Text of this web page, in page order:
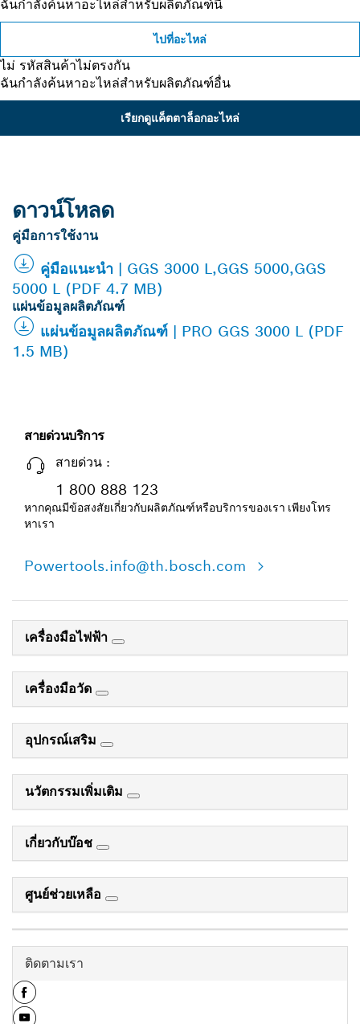
ฉันกำลังค้นหาอะไหล่สำหรับผลิตภัณฑ์นี้
ไปที่อะไหล่
ไม่ รหัสสินค้าไม่ตรงกัน
ฉันกำลังค้นหาอะไหล่สำหรับผลิตภัณฑ์อื่น
เรียกดูแค็ตตาล็อกอะไหล่
ดาวน์โหลด
คู่มือการใช้งาน
คู่มือแนะนำ | GGS 3000 L,GGS 5000,GGS
5000 L (PDF 4.7 MB)
แผ่นข้อมูลผลิตภัณฑ์
แผ่นข้อมูลผลิตภัณฑ์ | PRO GGS 3000 L (PDF
1.5 MB)
สายด่วนบริการ
สายด่วน :
1 800 888 123
หากคุณมีข้อสงสัยเกี่ยวกับผลิตภัณฑ์หรือบริการของเรา เพียงโทร
หาเรา
Powertools.info@th.bosch.com
เครื่องมือไฟฟ้า
เครื่องมือวัด
อุปกรณ์เสริม
นวัตกรรมเพิ่มเติม
เกี่ยวกับบ๊อช
ศูนย์ช่วยเหลือ
ติดตามเรา